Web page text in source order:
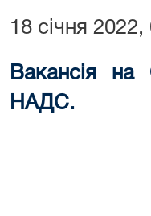
18 січня 2022,
Вакансія на
НАДС.